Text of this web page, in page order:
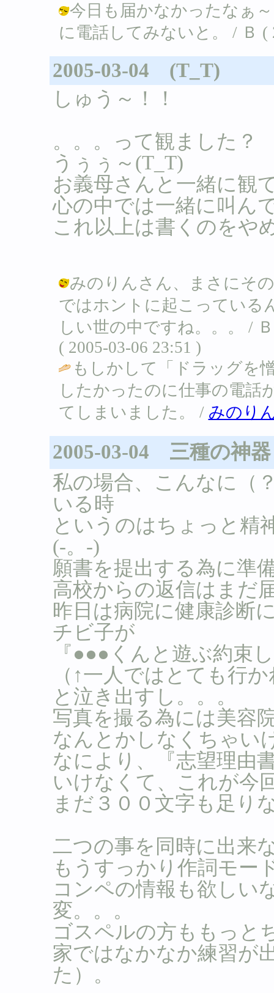
今日も届かなかったなぁ
に電話してみないと。 / Ｂ (
2005-03-04 (T_T)
しゅう～！！
。。。って観ました？
うぅぅ～(T_T)
お義母さんと一緒に観
心の中では一緒に叫ん
これ以上は書くのをや
みのりんさん、まさにそ
ではホントに起こっている
しい世の中ですね。。。 /
( 2005-03-06 23:51 )
もしかして「ドラッグを
したかったのに仕事の電話
てしまいました。 / みのり
2005-03-04 三種の神器
私の場合、こんなに（
いる時
というのはちょっと精
(-。-)
願書を提出する為に準
高校からの返信はまだ
昨日は病院に健康診断
チビ子が
『●●●くんと遊ぶ約束
（↑一人ではとても行
と泣き出すし。。。
写真を撮る為には美容
なんとかしなくちゃい
なにより、『志望理由
いけなくて、これが今
まだ３００文字も足り
二つの事を同時に出来
もうすっかり作詞モー
コンペの情報も欲しい
変。。。
ゴスペルの方ももっと
家ではなかなか練習が
た）。